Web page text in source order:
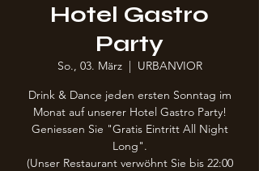
Hotel Gastro
Party
So., 03. März
  |
URBANVIOR
Drink & Dance jeden ersten Sonntag im
Monat auf unserer Hotel Gastro Party!
Geniessen Sie "Gratis Eintritt All Night
Long".
(Unser Restaurant verwöhnt Sie bis 22:00